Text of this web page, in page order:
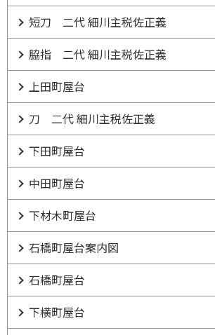
短刀 二代 細川主税佐正義
脇指 二代 細川主税佐正義
上田町屋台
刀 二代 細川主税佐正義
下田町屋台
中田町屋台
下材木町屋台
石橋町屋台案内図
石橋町屋台
下横町屋台